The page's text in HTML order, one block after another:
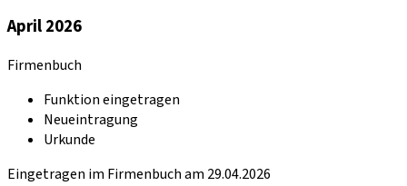
April 2026
Firmenbuch
Funktion eingetragen
Neueintragung
Urkunde
Eingetragen im Firmenbuch am 29.04.2026